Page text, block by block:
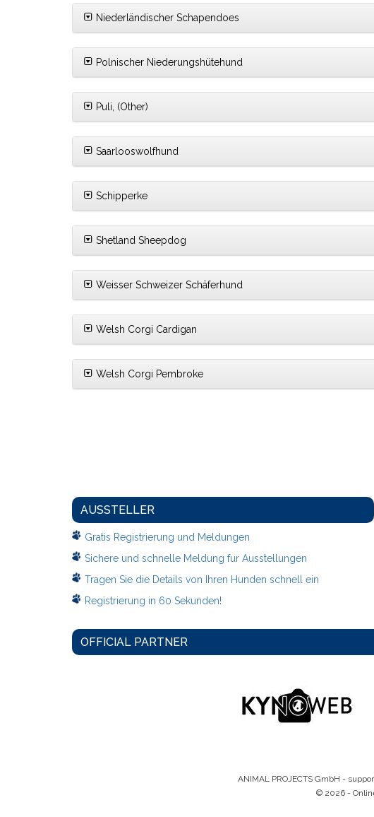
Niederländischer Schapendoes
Polnischer Niederungshütehund
Puli, (Other)
Saarlooswolfhund
Schipperke
Shetland Sheepdog
Weisser Schweizer Schäferhund
Welsh Corgi Cardigan
Welsh Corgi Pembroke
AUSSTELLER
Gratis Registrierung und Meldungen
Sichere und schnelle Meldung fur Ausstellungen
Tragen Sie die Details von Ihren Hunden schnell ein
Registrierung in 60 Sekunden!
OFFICIAL PARTNER
ANIMAL PROJECTS GmbH -
© 2026 -